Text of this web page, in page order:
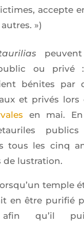
accepte
»)
ou pri­vé
bénites par
et pri­vés lors
en mai. En
publics
tous les cinq
de lustration.
temple
en être puri­fié
afin qu’il